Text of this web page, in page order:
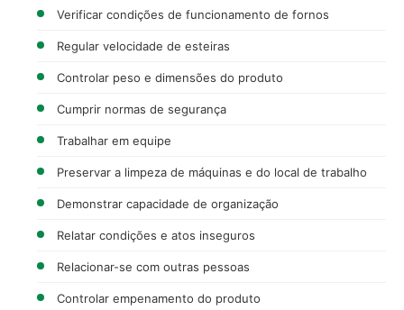
Verificar condições de funcionamento de fornos
Regular velocidade de esteiras
Controlar peso e dimensões do produto
Cumprir normas de segurança
Trabalhar em equipe
Preservar a limpeza de máquinas e do local de trabalho
Demonstrar capacidade de organização
Relatar condições e atos inseguros
Relacionar-se com outras pessoas
Controlar empenamento do produto